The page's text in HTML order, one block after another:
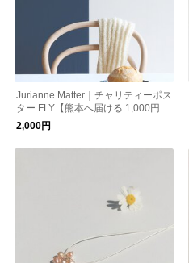
Jurianne Matter｜チャリティーポス
ター FLY【熊本へ届ける 1,000円寄
付】（送料無料・メール便）
2,000円